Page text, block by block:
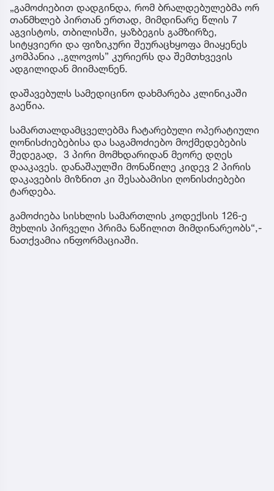
„გამოძიებით დადგინდა, რომ ბრალდებულებმა ორ
თანმხლებ პირთან ერთად, მიმდინარე წლის 7
აგვისტოს, თბილისში, ყაზბეგის გამზირზე,
სიტყვიერი და ფიზიკური შეურაცხყოფა მიაყენეს
კომპანია ,,გლოვოს” კურიერს და შემთხვევის
ადგილიდან მიიმალნენ.
დაშავებულს სამედიცინო დახმარება კლინიკაში
გაეწია.
სამართალდამცველებმა ჩატარებული ოპერატიული
ღონისძიებებისა და საგამოძიებო მოქმედებების
შედეგად, 3 პირი მომხდარიდან მეორე დღეს
დააკავეს. დანაშაულში მონაწილე კიდევ 2 პირის
დაკავების მიზნით კი შესაბამისი ღონისძიებები
ტარდება.
გამოძიება სისხლის სამართლის კოდექსის 126-ე
მუხლის პირველი პრიმა ნაწილით მიმდინარეობს“,-
ნათქვამია ინფორმაციაში.